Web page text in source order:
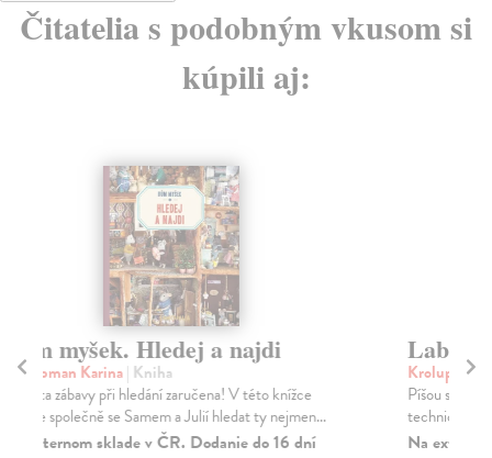
Čitatelia s podobným vkusom si
kúpili aj:
Labutí dům
Krolupperová Daniela
Píšou se 20. léta 20. století a Československem hýbe
technický pokrok. Automobilismus, filmový průmy...
Na externom sklade v ČR. Dodanie do 16 dní